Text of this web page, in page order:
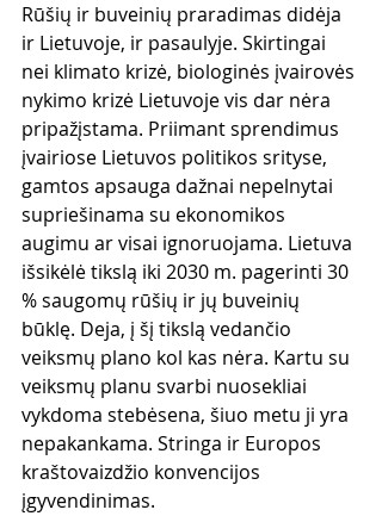
Rūšių ir buveinių praradimas didėja
ir Lietuvoje, ir pasaulyje. Skirtingai
nei klimato krizė, biologinės įvairovės
nykimo krizė Lietuvoje vis dar nėra
pripažįstama. Priimant sprendimus
įvairiose Lietuvos politikos srityse,
gamtos apsauga dažnai nepelnytai
supriešinama su ekonomikos
augimu ar visai ignoruojama. Lietuva
išsikėlė tikslą iki 2030 m. pagerinti 30
% saugomų rūšių ir jų buveinių
būklę. Deja, į šį tikslą vedančio
veiksmų plano kol kas nėra. Kartu su
veiksmų planu svarbi nuosekliai
vykdoma stebėsena, šiuo metu ji yra
nepakankama. Stringa ir Europos
kraštovaizdžio konvencijos
įgyvendinimas.